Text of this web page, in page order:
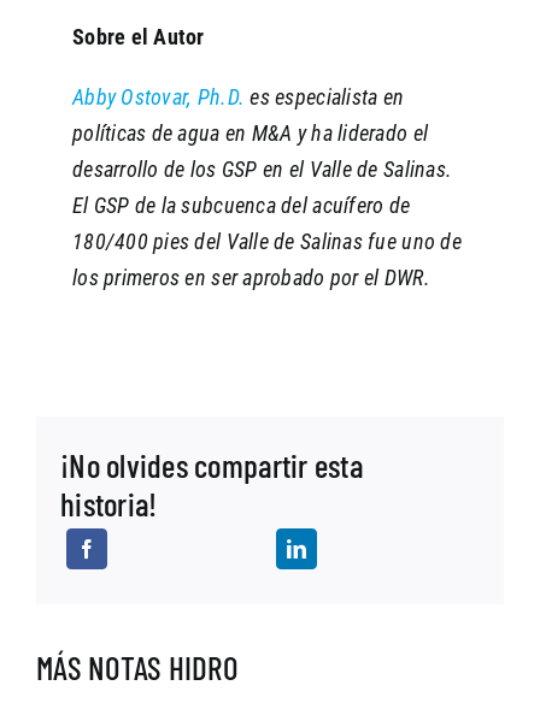
Sobre el Autor
Abby Ostovar, Ph.D. es especialista en
políticas de agua en M&A y ha liderado el
desarrollo de los GSP en el Valle de Salinas.
El GSP de la subcuenca del acuífero de
180/400 pies del Valle de Salinas fue uno de
los primeros en ser aprobado por el DWR.
¡No olvides compartir esta
historia!
MÁS NOTAS HIDRO